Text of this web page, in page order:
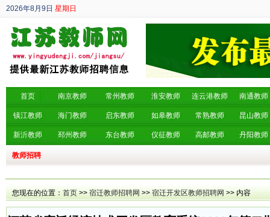
2026年8月9日 星期日
丙午年 六月廿七
首页 南京教师 常州教师 淮安教师 连云港教师 南通教师
镇江教师 海门教师 启东教师 如皋教师 常熟教师 昆山教师
新沂教师 邳州教师 东台教师 仪征教师 高邮教师 丹阳教师
教师招聘
您现在的位置： 首页 >> 宿迁教师招聘网 >> 宿迁开发区教师招聘网 >> 内容